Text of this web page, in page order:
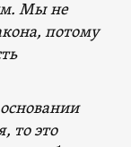
Мы не
потому
то это